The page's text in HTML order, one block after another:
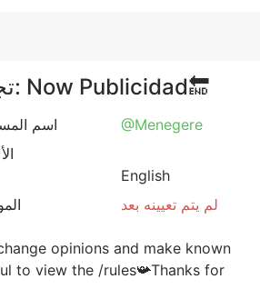
Telegram تجمع: Now Publicidad🔚
اسم
@Menegere
English
لم يتم تعيينه بعد
opinions and make known
to view the /rules📯Thanks for